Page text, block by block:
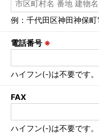
例：千代田区神田神保町
電話番号 ※
ハイフン(-)は不要です。
FAX
ハイフン(-)は不要です。